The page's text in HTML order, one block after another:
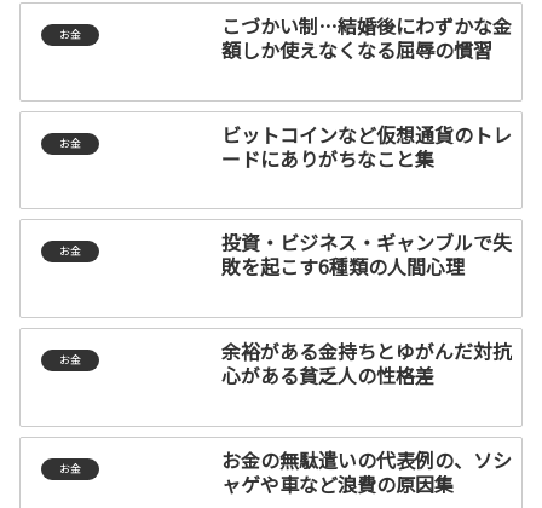
お金
こづかい制…結婚後にわずかな金
額しか使えなくなる屈辱の慣習
お金
ビットコインなど仮想通貨のトレ
ードにありがちなこと集
お金
投資・ビジネス・ギャンブルで失
敗を起こす6種類の人間心理
お金
余裕がある金持ちとゆがんだ対抗
心がある貧乏人の性格差
お金
お金の無駄遣いの代表例の、ソシ
ャゲや車など浪費の原因集